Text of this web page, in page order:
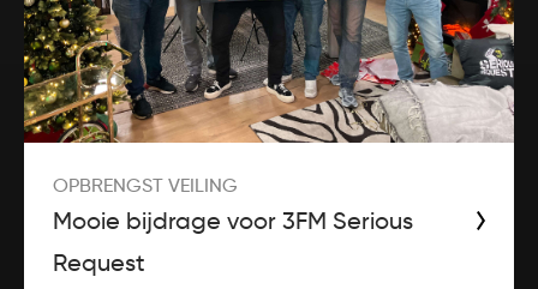
OPBRENGST VEILING
Mooie bijdrage voor 3FM Serious
Request